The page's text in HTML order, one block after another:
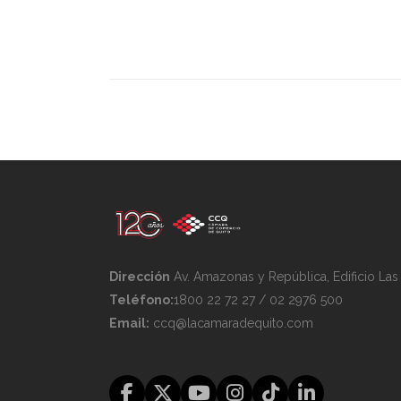
Dirección Av. Amazonas y República, Edificio Las
Teléfono:1800 22 72 27 / 02 2976 500
Email: ccq@lacamaradequito.com